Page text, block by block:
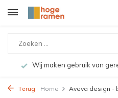
Wij maken gebruik van
Terug Home Aveva design -